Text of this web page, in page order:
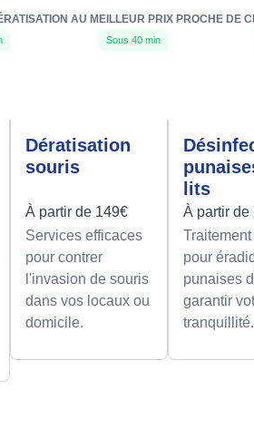
AU MEILLEUR PRIX PROCHE DE
Sous 40 min
Dératisation
souris
À partir de 149€
Services efficaces
pour contrer
l'invasion de souris
dans vos locaux ou
domicile.
lits
À partir de
pour
punaises
garantir
tranquillité.